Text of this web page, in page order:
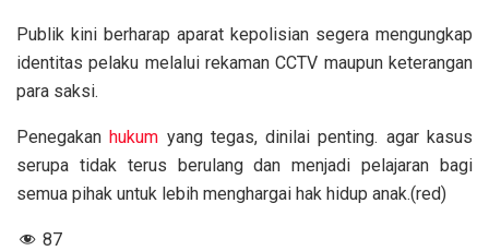
Publik kini berharap aparat kepolisian segera mengungkap
identitas pelaku melalui rekaman CCTV maupun keterangan
para saksi.
Penegakanhukum yang tegas, dinilai penting. agar kasus
serupa tidak terus berulang dan menjadi pelajaran bagi
semua pihak untuk lebih menghargai hak hidup anak.(red)
87